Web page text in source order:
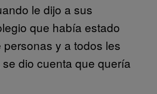
le dijo a sus
que había estado
y a todos les
dio cuenta que quería